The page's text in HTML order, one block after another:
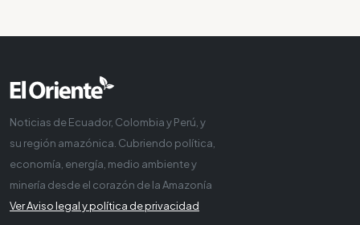
Noticias de Ecuador, Colombia y Perú, y
su región amazónica. Cubriendo política,
economía, energía, medio ambiente y
minería desde el corazón de la Amazonía
Ver Aviso legal y política de privacidad